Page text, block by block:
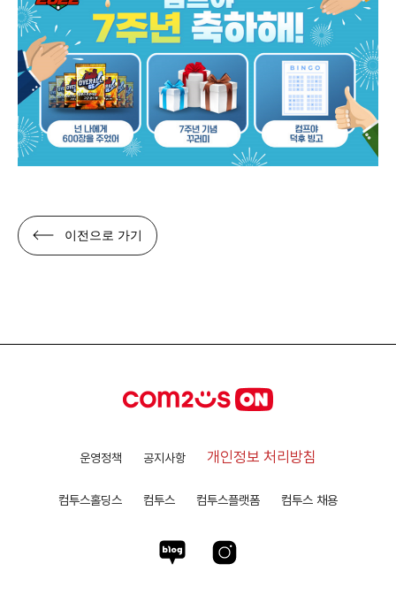
이전으로 가기
운영정책 공지사항 개인정보 처리방침
컴투스홀딩스 컴투스 컴투스플랫폼 컴투스 채용